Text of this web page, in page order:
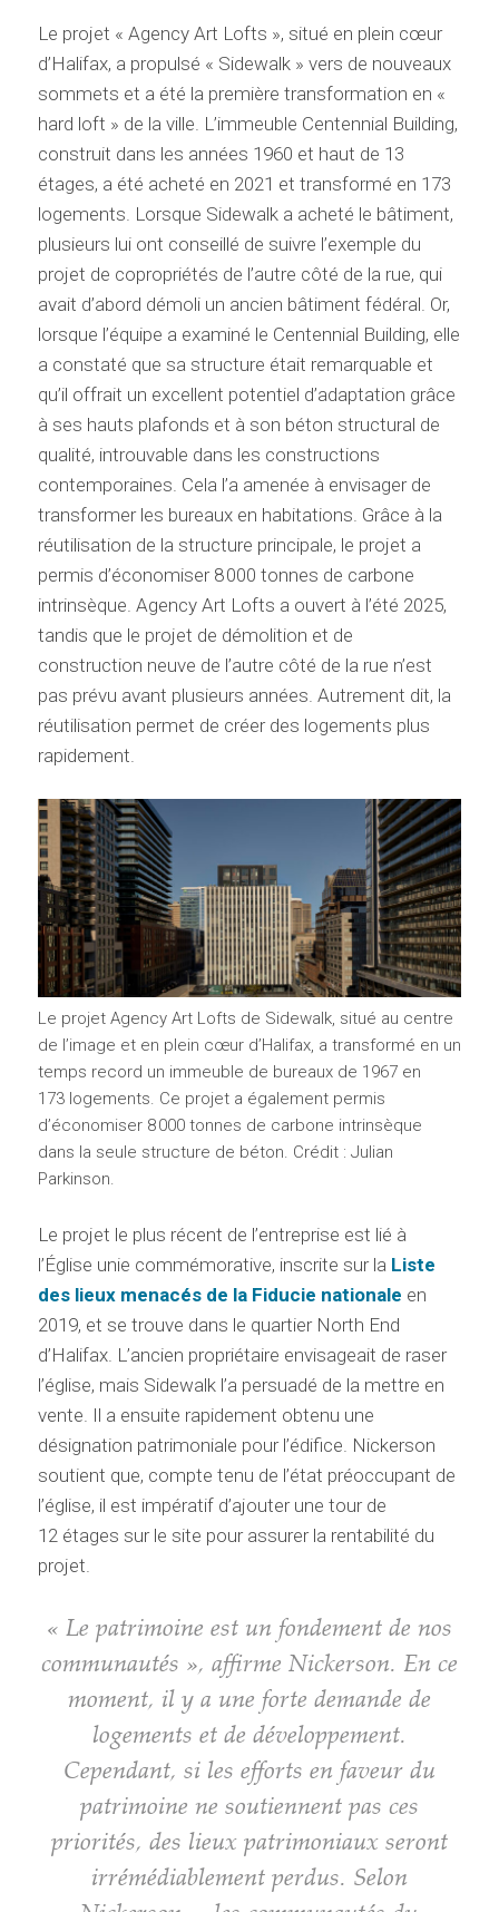
Le projet « Agency Art Lofts », situé en plein cœur
d’Halifax, a propulsé « Sidewalk » vers de nouveaux
sommets et a été la première transformation en «
hard loft » de la ville. L’immeuble Centennial Building,
construit dans les années 1960 et haut de 13
étages, a été acheté en 2021 et transformé en 173
logements. Lorsque Sidewalk a acheté le bâtiment,
plusieurs lui ont conseillé de suivre l’exemple du
projet de copropriétés de l’autre côté de la rue, qui
avait d’abord démoli un ancien bâtiment fédéral. Or,
lorsque l’équipe a examiné le Centennial Building, elle
a constaté que sa structure était remarquable et
qu’il offrait un excellent potentiel d’adaptation grâce
à ses hauts plafonds et à son béton structural de
qualité, introuvable dans les constructions
contemporaines. Cela l’a amenée à envisager de
transformer les bureaux en habitations. Grâce à la
réutilisation de la structure principale, le projet a
permis d’économiser 8 000 tonnes de carbone
intrinsèque. Agency Art Lofts a ouvert à l’été 2025,
tandis que le projet de démolition et de
construction neuve de l’autre côté de la rue n’est
pas prévu avant plusieurs années. Autrement dit, la
réutilisation permet de créer des logements plus
rapidement.
Le projet Agency Art Lofts de Sidewalk, situé au centre
de l’image et en plein cœur d’Halifax, a transformé en un
temps record un immeuble de bureaux de 1967 en
173 logements. Ce projet a également permis
d’économiser 8 000 tonnes de carbone intrinsèque
dans la seule structure de béton. Crédit : Julian
Parkinson.
Le projet le plus récent de l’entreprise est lié à
l’Église unie commémorative, inscrite sur la Liste
des lieux menacés de la Fiducie nationale en
2019, et se trouve dans le quartier North End
d’Halifax. L’ancien propriétaire envisageait de raser
l’église, mais Sidewalk l’a persuadé de la mettre en
vente. Il a ensuite rapidement obtenu une
désignation patrimoniale pour l’édifice. Nickerson
soutient que, compte tenu de l’état préoccupant de
l’église, il est impératif d’ajouter une tour de
12 étages sur le site pour assurer la rentabilité du
projet.
« Le patrimoine est un fondement de nos
communautés », affirme Nickerson. En ce
moment, il y a une forte demande de
logements et de développement.
Cependant, si les efforts en faveur du
patrimoine ne soutiennent pas ces
priorités, des lieux patrimoniaux seront
irrémédiablement perdus. Selon